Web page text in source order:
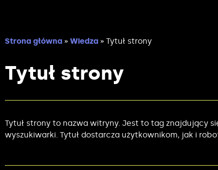
Strona główna » Wiedza » Tytuł strony
Tytuł strony
Tytuł strony to nazwa witryny. Jest to tag znajdujący
wyszukiwarki. Tytuł dostarcza użytkownikom, jak i